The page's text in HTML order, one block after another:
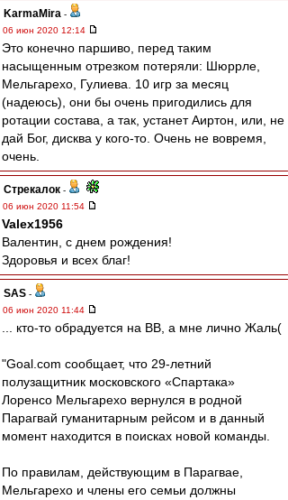
KarmaMira -
06 июн 2020 12:14
Это конечно паршиво, перед таким
насыщенным отрезком потеряли: Шюррле,
Мельгарехо, Гулиева. 10 игр за месяц
(надеюсь), они бы очень пригодились для
ротации состава, а так, устанет Аиртон, или, не
дай Бог, дисква у кого-то. Очень не вовремя,
очень.
Стрекалок -
06 июн 2020 11:54
Valex1956
Валентин, с днем рождения!
Здоровья и всех благ!
SAS -
06 июн 2020 11:44
... кто-то обрадуется на ВВ, а мне лично Жаль(
"Goal.com сообщает, что 29-летний
полузащитник московского «Спартака»
Лоренсо Мельгарехо вернулся в родной
Парагвай гуманитарным рейсом и в данный
момент находится в поисках новой команды.
По правилам, действующим в Парагвае,
Мельгарехо и члены его семьи должны